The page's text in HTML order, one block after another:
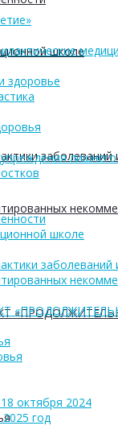
школе
заболеваний
здоровье
лишнего
школе
заболеваний
октября 2024
год